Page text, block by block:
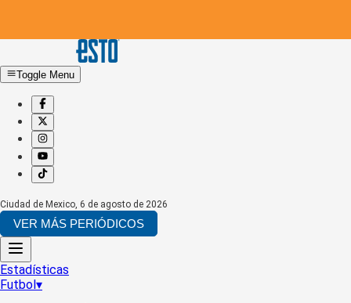
Toggle Menu
Ciudad de Mexico, 6 de agosto de 2026
VER MÁS PERIÓDICOS
Estadísticas
Futbol▾